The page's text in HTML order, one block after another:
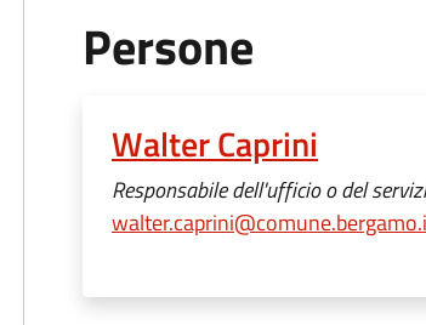
Persone
Walter Caprini
Responsabile dell'ufficio o del